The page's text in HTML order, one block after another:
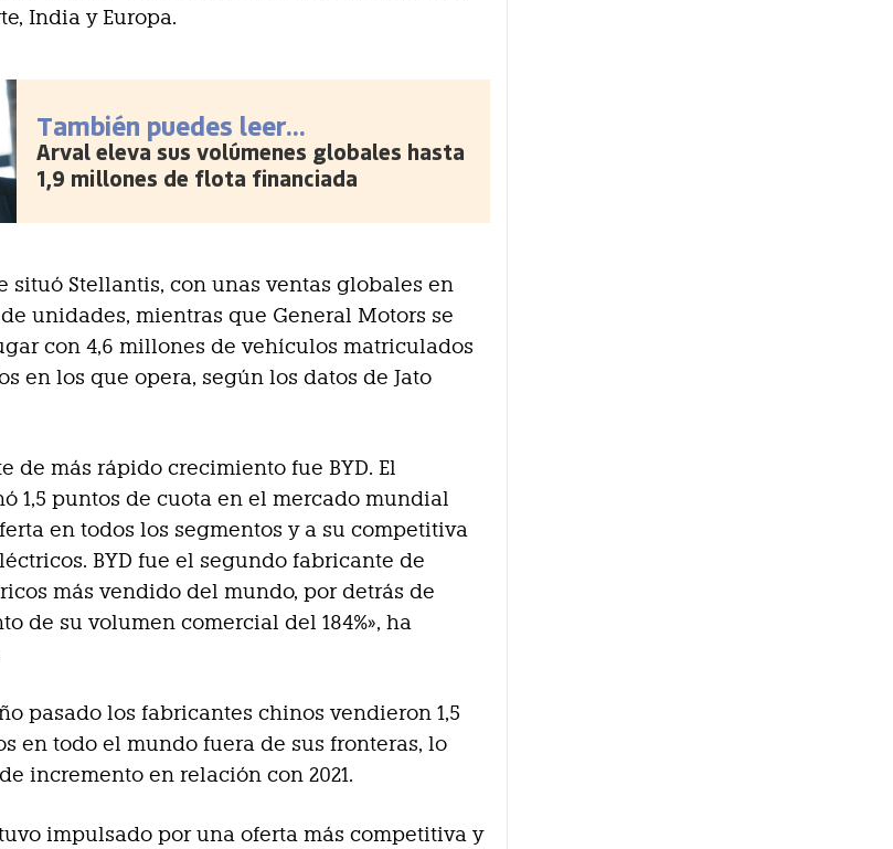
India y Europa.
También puedes leer...
Arval eleva sus volúmenes globales hasta
1,9 millones de flota financiada
situó Stellantis, con unas ventas globales en
unidades, mientras que General Motors se
con 4,6 millones de vehículos matriculados
en los que opera, según los datos de Jato
de más rápido crecimiento fue BYD. El
1,5 puntos de cuota en el mercado mundial
en todos los segmentos y a su competitiva
BYD fue el segundo fabricante de
más vendido del mundo, por detrás de
de su volumen comercial del 184%», ha
pasado los fabricantes chinos vendieron 1,5
en todo el mundo fuera de sus fronteras, lo
incremento en relación con 2021.
impulsado por una oferta más competitiva y